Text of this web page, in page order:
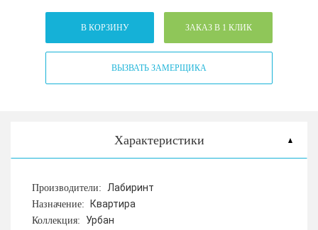
В КОРЗИНУ ЗАКАЗ В 1 КЛИК
ВЫЗВАТЬ ЗАМЕРЩИКА
Характеристики
Производители: Лабиринт
Назначение: Квартира
Коллекция: Урбан